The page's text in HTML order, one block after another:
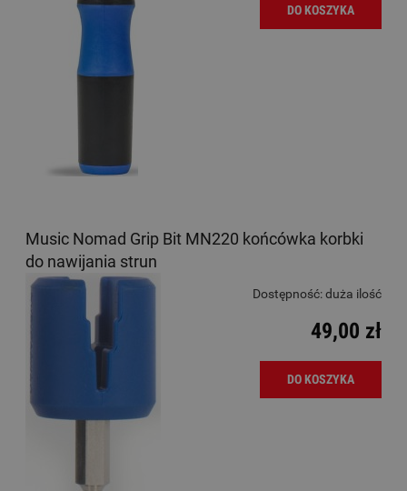
DO KOSZYKA
Music Nomad Grip Bit MN220 końcówka korbki
do nawijania strun
Dostępność:duża ilość
49,00 zł
DO KOSZYKA